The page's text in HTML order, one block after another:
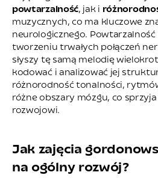
powtarzalność, jak i
muzycznych, co ma kluczowe
neurologicznego.
tworzeniu trwałych połączeń
słyszy tę samą melodię
kodować i analizować jej
różnorodność tonalności,
różne obszary mózgu, co
rozwojowi.
Jak zajęcia
na ogólny rozwój?